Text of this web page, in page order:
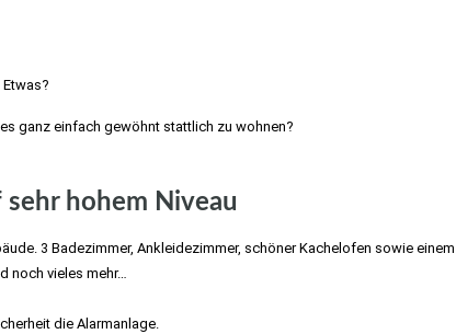
ganz einfach gewöhnt stattlich zu wohnen?
hohem Niveau
3 Badezimmer, Ankleidezimmer, schöner Kachelofen sowie einem
noch vieles mehr…
die Alarmanlage.